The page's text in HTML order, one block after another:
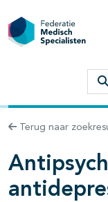
Terug naar
openklappen